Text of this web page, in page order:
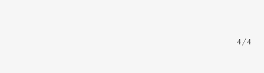
4/4